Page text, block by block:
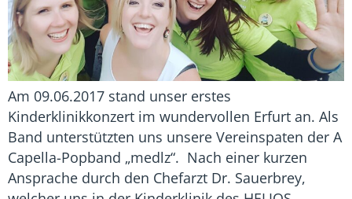
Am 09.06.2017 stand unser erstes
Kinderklinikkonzert im wundervollen Erfurt an. Als
Band unterstützten uns unsere Vereinspaten der A
Capella-Popband „medlz“. Nach einer kurzen
Ansprache durch den Chefarzt Dr. Sauerbrey,